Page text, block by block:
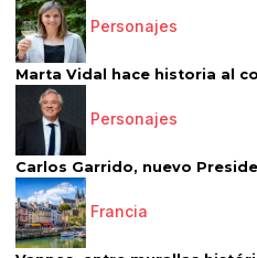
Personajes
Marta Vidal hace historia al
Personajes
Carlos Garrido, nuevo
Francia